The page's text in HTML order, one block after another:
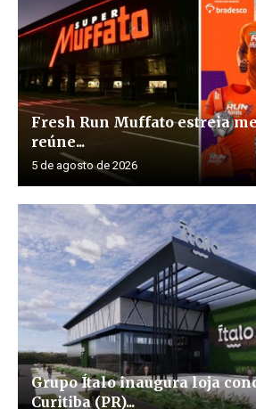
Fresh Run Muffato estreia
reúne...
5 de agosto de 2026
Grupo Ítalo inaugura loja
Curitiba (PR)...